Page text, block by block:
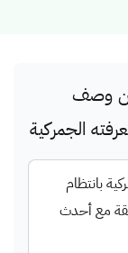
وصف
الجمركية
بانتظام
مع أحدث